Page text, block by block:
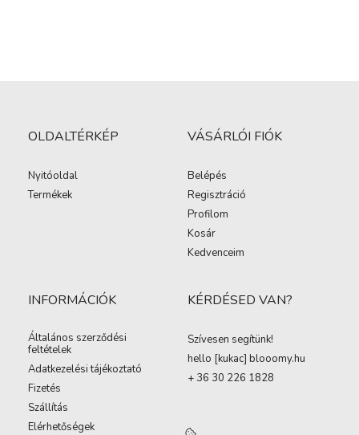
OLDALTÉRKÉP
Nyitóoldal
Termékek
VÁSÁRLÓI FIÓK
Belépés
Regisztráció
Profilom
Kosár
Kedvenceim
INFORMÁCIÓK
Általános szerződési
feltételek
Adatkezelési tájékoztató
Fizetés
Szállítás
Elérhetőségek
KÉRDÉSED VAN?
Szívesen segítünk!
hello [kukac] blooomy.hu
+ 36 30 226 1828